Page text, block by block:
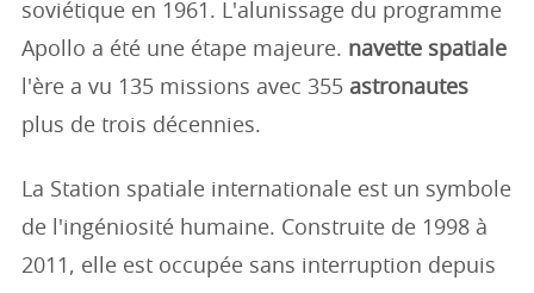
soviétique en 1961. L'alunissage du programme
Apollo a été une étape majeure. navette spatiale
l'ère a vu 135 missions avec 355 astronautes
plus de trois décennies.
La Station spatiale internationale est un symbole
de l'ingéniosité humaine. Construite de 1998 à
2011, elle est occupée sans interruption depuis